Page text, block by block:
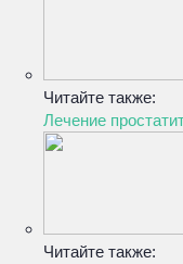
Читайте также:
Лечение
Читайте также: